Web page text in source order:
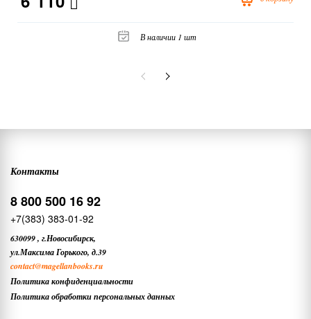
В наличии 1 шт
Контакты
8 800 500 16 92
+7(383) 383-01-92
630099, г.Новосибирск,
ул.Максима Горького, д.39
contact@magellanbooks.ru
Политика конфиденциальности
Политика обработки персональных данных